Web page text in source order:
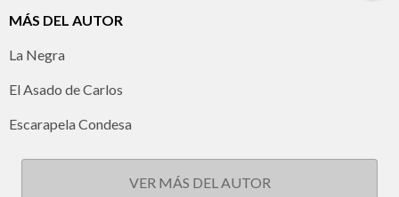
MÁS DEL AUTOR
La Negra
El Asado de Carlos
Escarapela Condesa
VER MÁS DEL AUTOR